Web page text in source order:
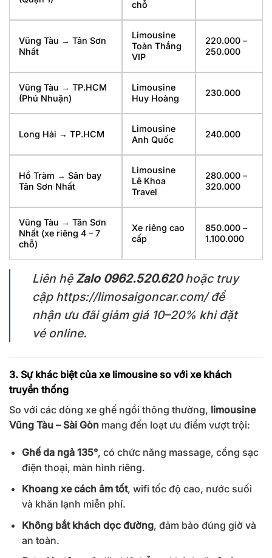
chỗ
Vũng Tàu → Tân Sơn
Nhất
Limousine
Toàn Thắng
VIP
220.000 –
250.000
Vũng Tàu → TP.HCM
(Phú Nhuận)
Limousine
Huy Hoàng
230.000
Long Hải → TP.HCM
Limousine
Anh Quốc
240.000
Hồ Tràm → Sân bay
Tân Sơn Nhất
Limousine
Lê Khoa
Travel
280.000 –
320.000
Vũng Tàu → Tân Sơn
Nhất (xe riêng 4 – 7
chỗ)
Xe riêng cao
cấp
850.000 –
1.100.000
Liên hệ Zalo 0962.520.620hoặc truy
cập https://limosaigoncar.com/để
nhận ưu đãi giảm giá 10–20% khi đặt
vé online.
3. Sự khác biệt của xe limousine so với xe khách
truyền thống
So với các dòng xe ghế ngồi thông thường, limousine
Vũng Tàu – Sài Gòn mang đến loạt ưu điểm vượt trội:
Ghế da ngả 135°, có chức năng massage, cổng sạc
điện thoại, màn hình riêng.
Khoang xe cách âm tốt, wifi tốc độ cao, nước suối
và khăn lạnh miễn phí.
Không bắt khách dọc đường, đảm bảo đúng giờ và
an toàn.